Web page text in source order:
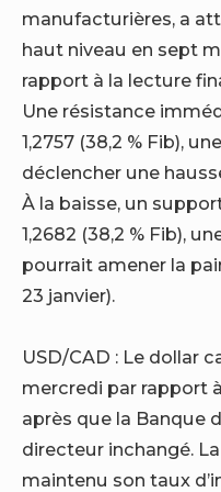
manufacturières, a
haut niveau en sept
rapport à la lecture
Une résistance
1,2757 (38,2 % Fib),
déclencher une
À la baisse, un
1,2682 (38,2 % Fib),
pourrait amener la
23 janvier).
USD/CAD : Le dollar
mercredi par rapport
après que la Banque
directeur inchangé.
maintenu son taux